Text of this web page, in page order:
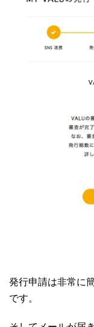
発行申請は非常に
です。